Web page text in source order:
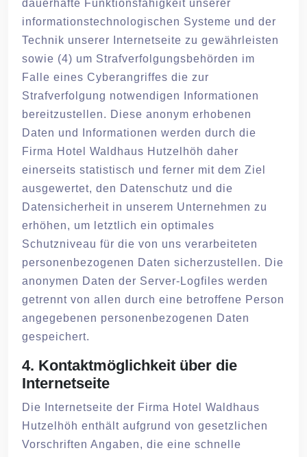
dauerhafte Funktionsfähigkeit unserer
informationstechnologischen Systeme und der
Technik unserer Internetseite zu gewährleisten
sowie (4) um Strafverfolgungsbehörden im
Falle eines Cyberangriffes die zur
Strafverfolgung notwendigen Informationen
bereitzustellen. Diese anonym erhobenen
Daten und Informationen werden durch die
Firma Hotel Waldhaus Hutzelhöh daher
einerseits statistisch und ferner mit dem Ziel
ausgewertet, den Datenschutz und die
Datensicherheit in unserem Unternehmen zu
erhöhen, um letztlich ein optimales
Schutzniveau für die von uns verarbeiteten
personenbezogenen Daten sicherzustellen. Die
anonymen Daten der Server-Logfiles werden
getrennt von allen durch eine betroffene Person
angegebenen personenbezogenen Daten
gespeichert.
4. Kontaktmöglichkeit über die
Internetseite
Die Internetseite der Firma Hotel Waldhaus
Hutzelhöh enthält aufgrund von gesetzlichen
Vorschriften Angaben, die eine schnelle